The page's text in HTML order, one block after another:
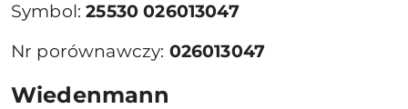
Symbol:25530 026013047
Nr porównawczy: 026013047
Wiedenmann